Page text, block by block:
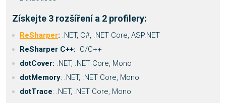
Získejte 3 rozšíření a 2 profilery:
ReSharper: .NET, C#, .NET Core, ASP.NET
ReSharper C++: C/C++
dotCover: .NET, .NET Core, Mono
dotMemory: .NET, .NET Core, Mono
dotTrace: .NET, .NET Core, Mono